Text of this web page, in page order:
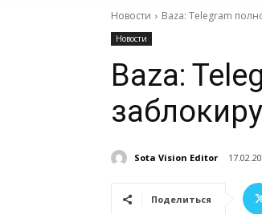
Новости Baza: Telegram
Новости
Baza:
Sota Vision Editor
Поделиться